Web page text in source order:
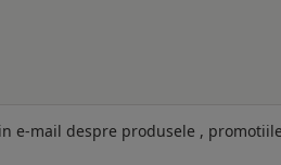
e-mail despre produsele ,